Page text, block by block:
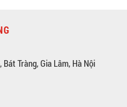
Bát Tràng, Gia Lâm, Hà Nội